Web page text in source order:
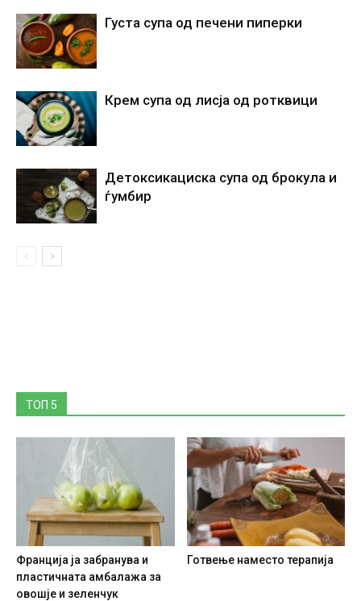
Густа супа од печени пиперки
Крем супа од лисја од ротквици
Детоксикациска супа од брокула и
ѓумбир
ТОП 5
Франција ја забранува и
пластичната амбалажа за
овошје и зеленчук
Готвење наместо терапија